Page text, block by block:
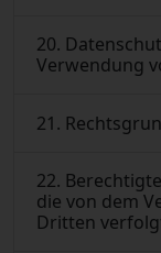
20.
Verwendung
21.
22.
die von dem
Dritten